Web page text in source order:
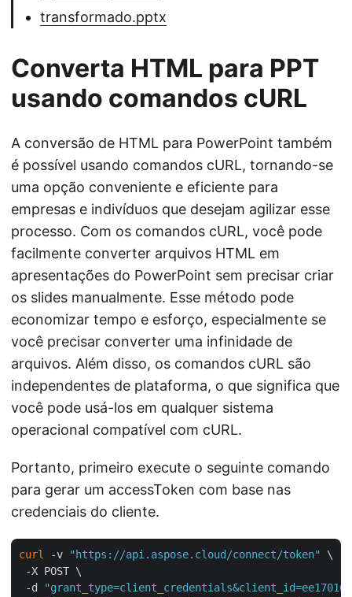
transformado.pptx
Converta HTML para PPT
usando comandos cURL
A conversão de HTML para PowerPoint também
é possível usando comandos cURL, tornando-se
uma opção conveniente e eficiente para
empresas e indivíduos que desejam agilizar esse
processo. Com os comandos cURL, você pode
facilmente converter arquivos HTML em
apresentações do PowerPoint sem precisar criar
os slides manualmente. Esse método pode
economizar tempo e esforço, especialmente se
você precisar converter uma infinidade de
arquivos. Além disso, os comandos cURL são
independentes de plataforma, o que significa que
você pode usá-los em qualquer sistema
operacional compatível com cURL.
Portanto, primeiro execute o seguinte comando
para gerar um accessToken com base nas
credenciais do cliente.
curl -v "https://api.aspose.cloud/connect/token"
\
-X POST \
-d